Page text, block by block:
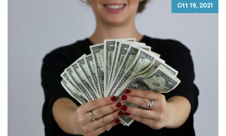
Ott 19, 2021